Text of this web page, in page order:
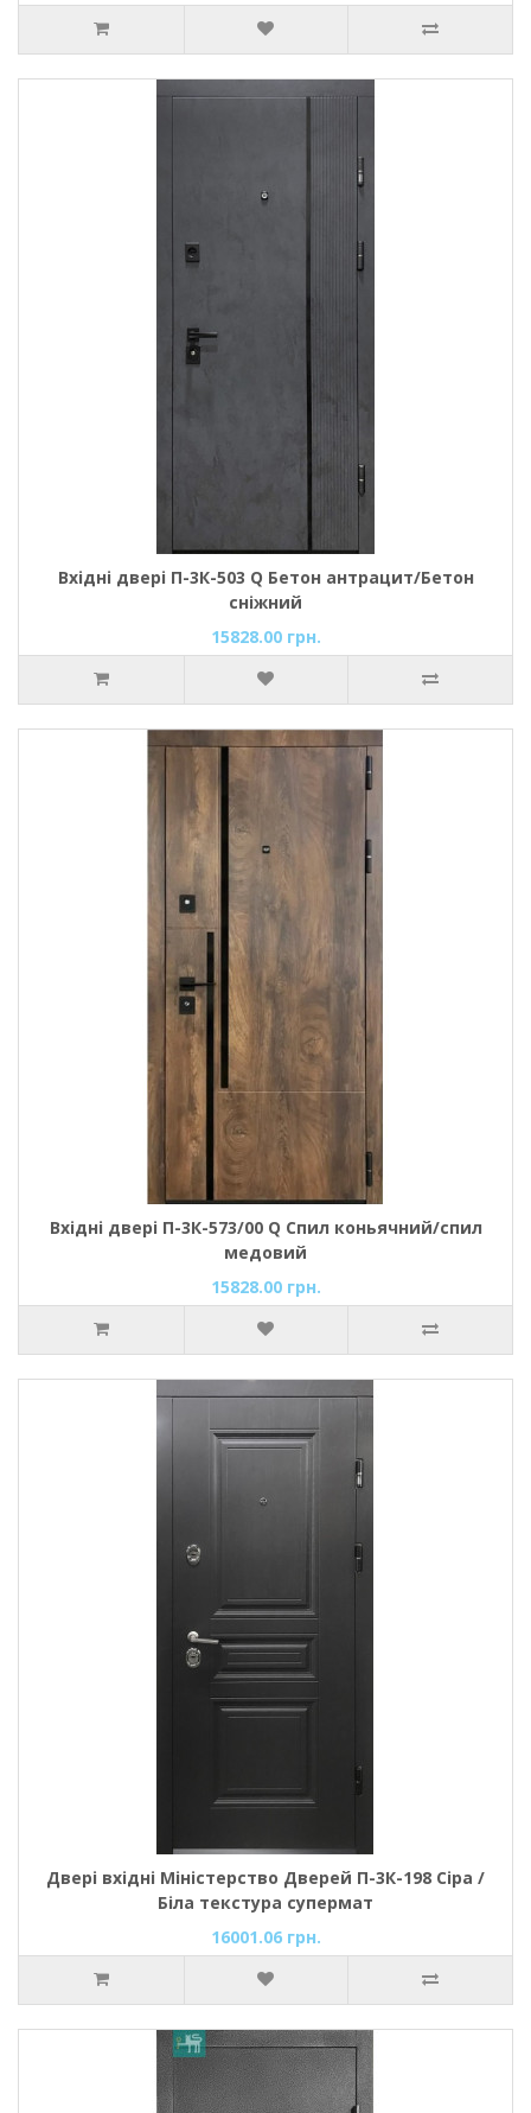
Вхідні двері П-3К-503 Q Бетон антрацит/Бетон
сніжний
15828.00 грн.
Вхідні двері П-3К-573/00 Q Спил коньячний/спил
медовий
15828.00 грн.
Двері вхідні Міністерство Дверей П-3К-198 Сіра /
Біла текстура супермат
16001.06 грн.